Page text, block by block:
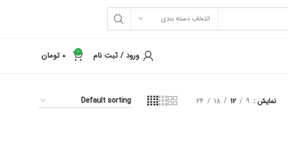
انتخاب دسته بندی
ورود / ثبت نام 0
0 تومان
نمایش 9
12
18
24